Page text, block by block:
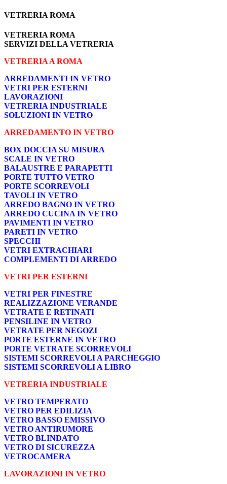
VETRERIA ROMA
VETRERIA ROMA
SERVIZI DELLA VETRERIA
VETRERIA A ROMA
ARREDAMENTI IN VETRO
VETRI PER ESTERNI
LAVORAZIONI
VETRERIA INDUSTRIALE
SOLUZIONI IN VETRO
ARREDAMENTO IN VETRO
BOX DOCCIA SU MISURA
SCALE IN VETRO
BALAUSTRE E PARAPETTI
PORTE TUTTO VETRO
PORTE SCORREVOLI
TAVOLI IN VETRO
ARREDO BAGNO IN VETRO
ARREDO CUCINA IN VETRO
PAVIMENTI IN VETRO
PARETI IN VETRO
SPECCHI
VETRI EXTRACHIARI
COMPLEMENTI DI ARREDO
VETRI PER ESTERNI
VETRI PER FINESTRE
REALIZZAZIONE VERANDE
VETRATE E RETINATI
PENSILINE IN VETRO
VETRATE PER NEGOZI
PORTE ESTERNE IN VETRO
PORTE VETRATE SCORREVOLI
SISTEMI SCORREVOLI A PARCHEGGIO
SISTEMI SCORREVOLI A LIBRO
VETRERIA INDUSTRIALE
VETRO TEMPERATO
VETRO PER EDILIZIA
VETRO BASSO EMISSIVO
VETRO ANTIRUMORE
VETRO BLINDATO
VETRO DI SICUREZZA
VETROCAMERA
LAVORAZIONI IN VETRO